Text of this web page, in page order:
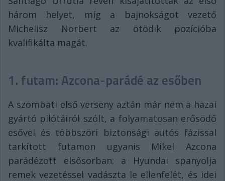
három helyet, míg a bajnokságot vezető
Michelisz Norbert az ötödik pozícióba
kvalifikálta magát.
1. futam: Azcona-parádé az esőben
A szombati első verseny aztán már nem a hazai
gyártó pilótáiról szólt, a folyamatosan erősödő
esővel és többszöri biztonsági autós fázissal
tarkított futamon ugyanis Mikel Azcona
parádézott elsősorban: a Hyundai spanyolja
remek vezetéssel vadászta le ellenfelét, és idei